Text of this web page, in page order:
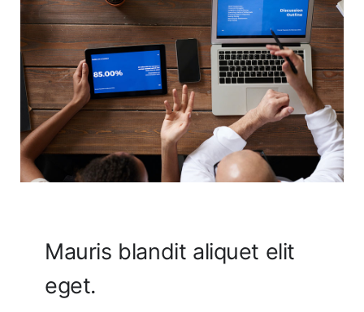
Mauris blandit aliquet elit
eget.